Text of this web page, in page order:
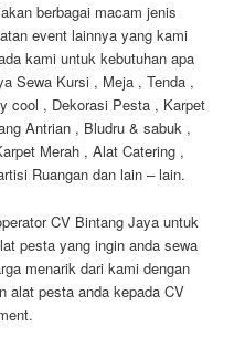
berbagai macam jenis
event lainnya yang kami
kami untuk kebutuhan apa
Sewa Kursi , Meja , Tenda ,
cool , Dekorasi Pesta , Karpet
Antrian , Bludru & sabuk ,
Merah , Alat Catering ,
Ruangan dan lain – lain.
CV Bintang Jaya untuk
pesta yang ingin anda sewa
menarik dari kami dengan
alat pesta anda kepada CV